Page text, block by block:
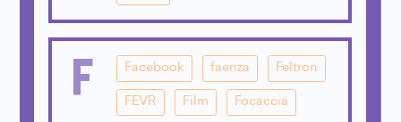
F Facebook faenza Feltron
FEVR Film Focaccia